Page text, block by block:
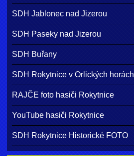
SDH Jablonec nad Jizerou
SDH Paseky nad Jizerou
SDH Buřany
SDH Rokytnice v Orlických horách
RAJČE foto hasiči Rokytnice
YouTube hasiči Rokytnice
SDH Rokytnice Historické FOTO